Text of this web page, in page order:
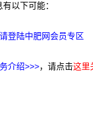
以下可能：
请登陆中肥网会员专区
介绍>>>，请点击这里